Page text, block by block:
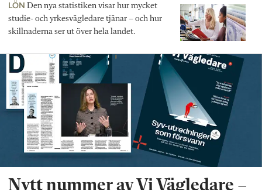
LÖN Den nya statistiken visar hur mycket
studie- och yrkesvägledare tjänar – och hur
skillnaderna ser ut över hela landet.
Nytt nummer av Vi Vägledare –